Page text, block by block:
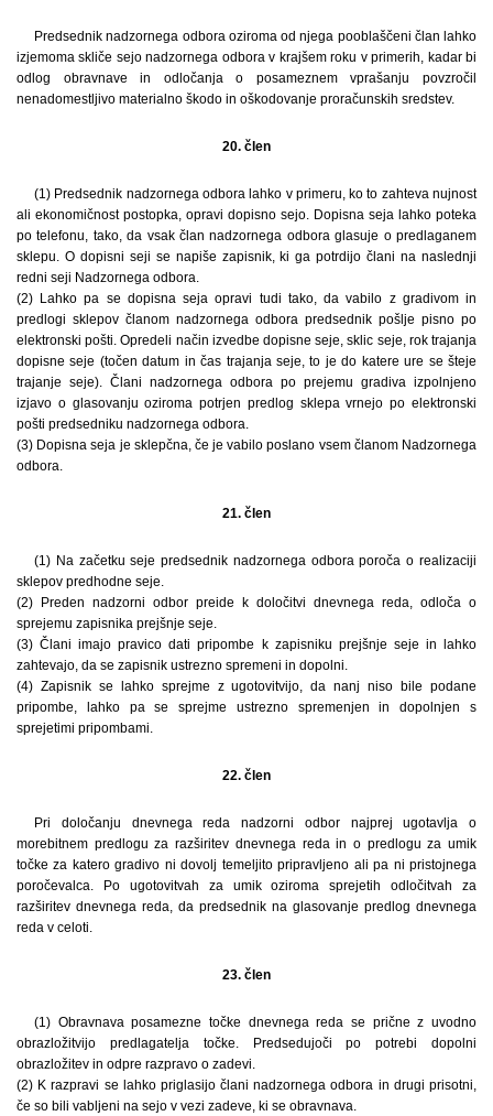
Predsednik nadzornega odbora oziroma od njega pooblaščeni član lahko
izjemoma skliče sejo nadzornega odbora v krajšem roku v primerih, kadar bi
odlog obravnave in odločanja o posameznem vprašanju povzročil
nenadomestljivo materialno škodo in oškodovanje proračunskih sredstev.
20. člen
(1) Predsednik nadzornega odbora lahko v primeru, ko to zahteva nujnost
ali ekonomičnost postopka, opravi dopisno sejo. Dopisna seja lahko poteka
po telefonu, tako, da vsak član nadzornega odbora glasuje o predlaganem
sklepu. O dopisni seji se napiše zapisnik, ki ga potrdijo člani na naslednji
redni seji Nadzornega odbora.
(2) Lahko pa se dopisna seja opravi tudi tako, da vabilo z gradivom in
predlogi sklepov članom nadzornega odbora predsednik pošlje pisno po
elektronski pošti. Opredeli način izvedbe dopisne seje, sklic seje, rok trajanja
dopisne seje (točen datum in čas trajanja seje, to je do katere ure se šteje
trajanje seje). Člani nadzornega odbora po prejemu gradiva izpolnjeno
izjavo o glasovanju oziroma potrjen predlog sklepa vrnejo po elektronski
pošti predsedniku nadzornega odbora.
(3) Dopisna seja je sklepčna, če je vabilo poslano vsem članom Nadzornega
odbora.
21. člen
(1) Na začetku seje predsednik nadzornega odbora poroča o realizaciji
sklepov predhodne seje.
(2) Preden nadzorni odbor preide k določitvi dnevnega reda, odloča o
sprejemu zapisnika prejšnje seje.
(3) Člani imajo pravico dati pripombe k zapisniku prejšnje seje in lahko
zahtevajo, da se zapisnik ustrezno spremeni in dopolni.
(4) Zapisnik se lahko sprejme z ugotovitvijo, da nanj niso bile podane
pripombe, lahko pa se sprejme ustrezno spremenjen in dopolnjen s
sprejetimi pripombami.
22. člen
Pri določanju dnevnega reda nadzorni odbor najprej ugotavlja o
morebitnem predlogu za razširitev dnevnega reda in o predlogu za umik
točke za katero gradivo ni dovolj temeljito pripravljeno ali pa ni pristojnega
poročevalca. Po ugotovitvah za umik oziroma sprejetih odločitvah za
razširitev dnevnega reda, da predsednik na glasovanje predlog dnevnega
reda v celoti.
23. člen
(1) Obravnava posamezne točke dnevnega reda se prične z uvodno
obrazložitvijo predlagatelja točke. Predsedujoči po potrebi dopolni
obrazložitev in odpre razpravo o zadevi.
(2) K razpravi se lahko priglasijo člani nadzornega odbora in drugi prisotni,
če so bili vabljeni na sejo v vezi zadeve, ki se obravnava.